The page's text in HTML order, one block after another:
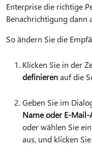
Enterprise die richtige
Benachrichtigung dann
So ändern Sie die
Klicken Sie in der
definierenauf die
Geben Sie im
Name oder E-Mail-
oder wählen Sie
aus, und klicken